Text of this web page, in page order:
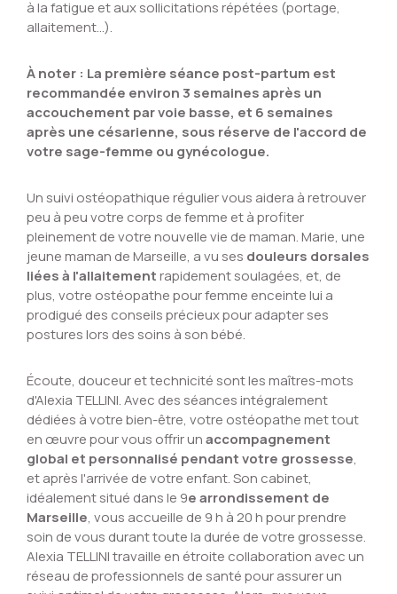
à la fatigue et aux sollicitations répétées (portage,
allaitement...).
À noter : La première séance post-partum est
recommandée environ 3 semaines après un
accouchement par voie basse, et 6 semaines
après une césarienne, sous réserve de l'accord de
votre sage-femme ou gynécologue.
Un suivi ostéopathique régulier vous aidera à retrouver
peu à peu votre corps de femme et à profiter
pleinement de votre nouvelle vie de maman. Marie, une
jeune maman de Marseille, a vu ses douleurs dorsales
liées à l'allaitementrapidement soulagées, et, de
plus, votre ostéopathe pour femme enceinte lui a
prodigué des conseils précieux pour adapter ses
postures lors des soins à son bébé.
Écoute, douceur et technicité sont les maîtres-mots
d'Alexia TELLINI. Avec des séances intégralement
dédiées à votre bien-être, votre ostéopathe met tout
en œuvre pour vous offrir unaccompagnement
global et personnalisé pendant votre grossesse,
et après l'arrivée de votre enfant. Son cabinet,
idéalement situé dans le 9e arrondissement de
Marseille, vous accueille de 9 h à 20 h pour prendre
soin de vous durant toute la durée de votre grossesse.
Alexia TELLINI travaille en étroite collaboration avec un
réseau de professionnels de santé pour assurer un